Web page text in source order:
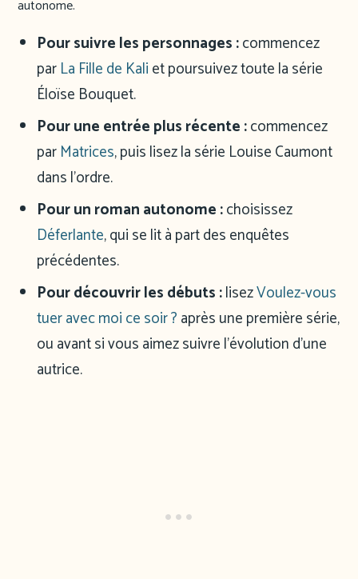
autonome.
Pour suivre les personnages :commencez
parLa Fille de Kaliet poursuivez toute la série
Éloïse Bouquet.
Pour une entrée plus récente :commencez
parMatrices, puis lisez la série Louise Caumont
dans l’ordre.
Pour un roman autonome :choisissez
Déferlante, qui se lit à part des enquêtes
précédentes.
Pour découvrir les débuts :lisezVoulez-vous
tuer avec moi ce soir ?après une première série,
ou avant si vous aimez suivre l’évolution d’une
autrice.